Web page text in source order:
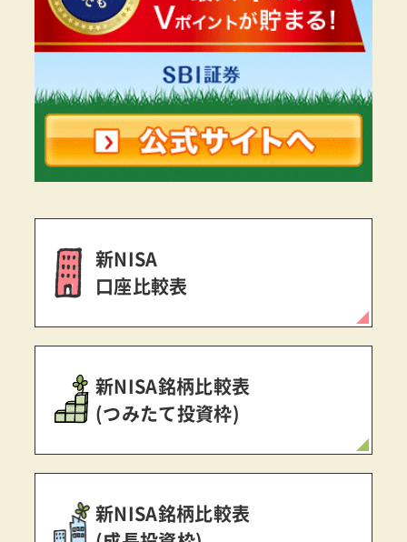
新NISA
口座比較表
新NISA銘柄比較表
(つみたて投資枠)
新NISA銘柄比較表